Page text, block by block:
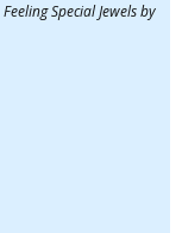
Feeling Special Jewels by